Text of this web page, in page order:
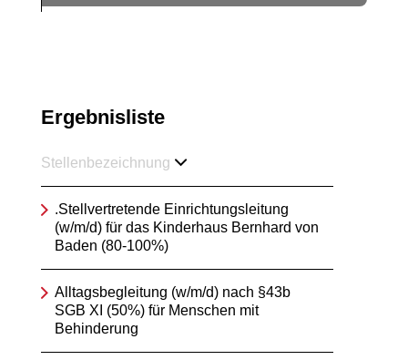
Ergebnisliste
Stellenbezeichnung
.Stellvertretende Einrichtungsleitung
(w/m/d) für das Kinderhaus Bernhard von
Baden (80-100%)
Alltagsbegleitung (w/m/d) nach §43b
SGB XI (50%) für Menschen mit
Behinderung